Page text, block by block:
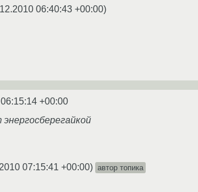
06:40:43 +00:00)
+00:00
07:15:41 +00:00) автор топика